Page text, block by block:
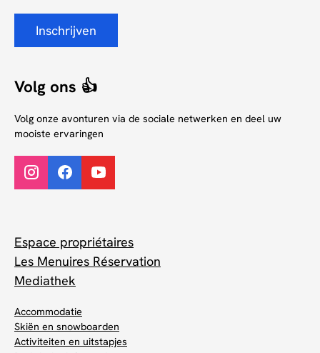
Inschrijven
Volg ons 👍
Volg onze avonturen via de sociale netwerken en deel uw
mooiste ervaringen
Espace propriétaires
Les Menuires Réservation
Mediathek
Accommodatie
Skiën en snowboarden
Activiteiten en uitstapjes